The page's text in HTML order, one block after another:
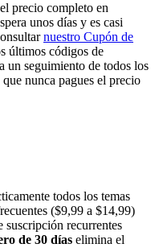
precio completo en
unos días y es casi
nuestro Cupón de
últimos códigos de
un seguimiento de todos los
nunca pagues el precio
todos los temas
($9,99 a $14,99)
suscripción recurrentes
de 30 días elimina el